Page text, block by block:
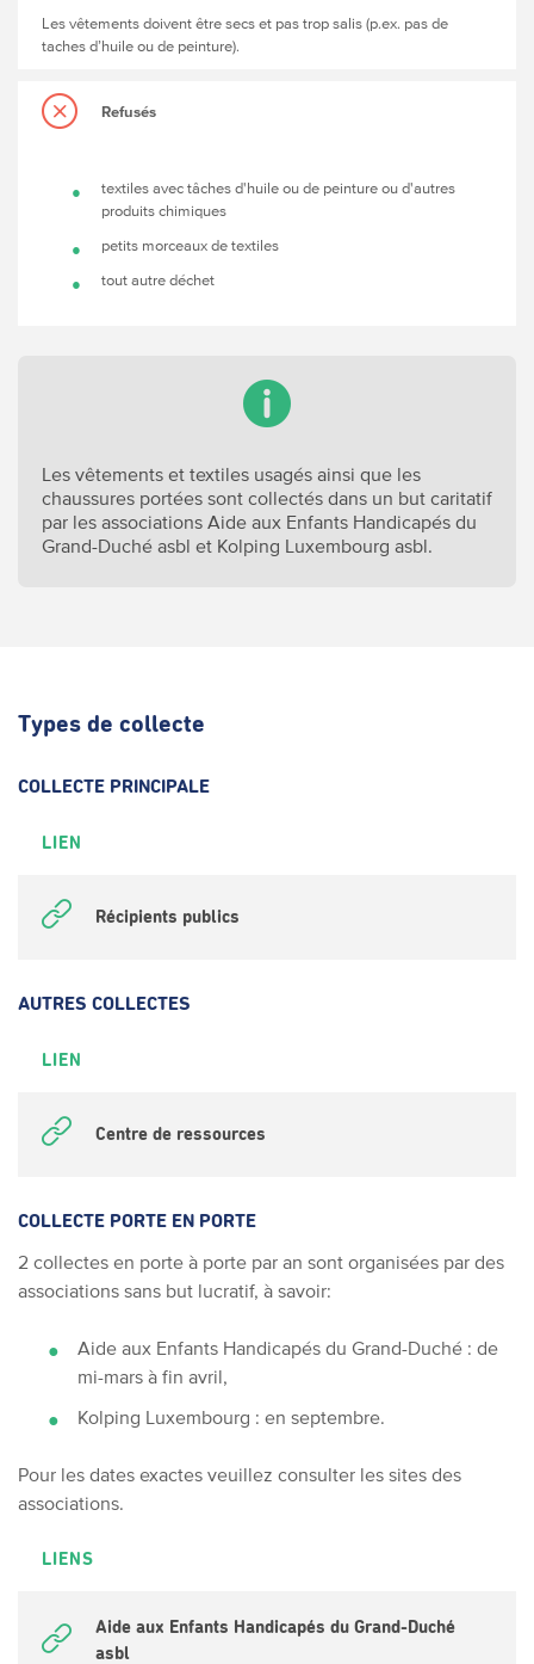
Les vêtements doivent être secs et pas trop salis (p.ex. pas de
taches d’huile ou de peinture).
Refusés
textiles avec tâches d'huile ou de peinture ou d'autres
produits chimiques
petits morceaux de textiles
tout autre déchet
Les vêtements et textiles usagés ainsi que les
chaussures portées sont collectés dans un but caritatif
par les associations Aide aux Enfants Handicapés du
Grand-Duché asbl et Kolping Luxembourg asbl.
Types de collecte
COLLECTE PRINCIPALE
LIEN
Récipients publics
AUTRES COLLECTES
LIEN
Centre de ressources
COLLECTE PORTE EN PORTE
2 collectes en porte à porte par an sont organisées par des
associations sans but lucratif, à savoir:
Aide aux Enfants Handicapés du Grand-Duché : de
mi-mars à fin avril,
Kolping Luxembourg : en septembre.
Pour les dates exactes veuillez consulter les sites des
associations.
LIENS
Aide aux Enfants Handicapés du Grand-Duché
asbl